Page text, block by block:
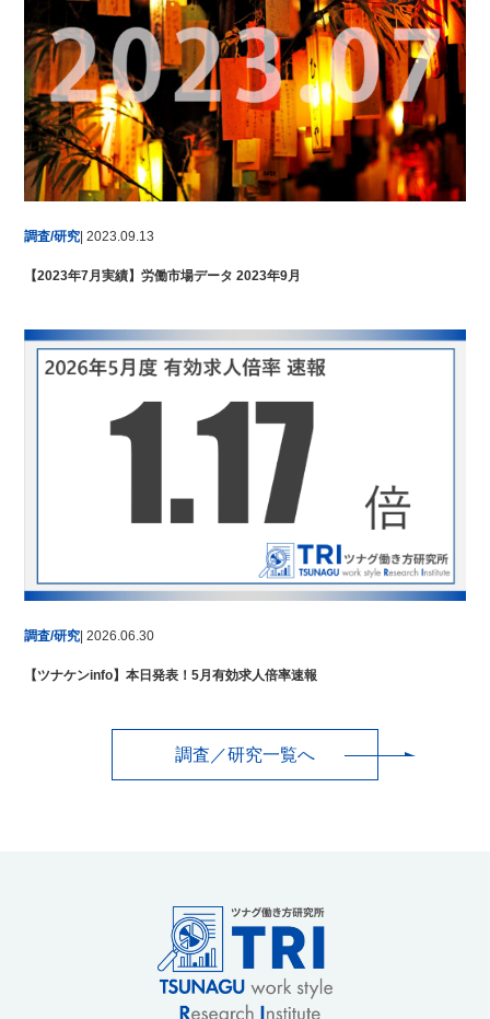
調査/研究 | 2023.09.13
【2023年7月実績】労働市場データ 2023年9月
調査/研究 | 2026.06.30
【ツナケンinfo】本日発表！5月有効求人倍率速報
調査／研究一覧へ